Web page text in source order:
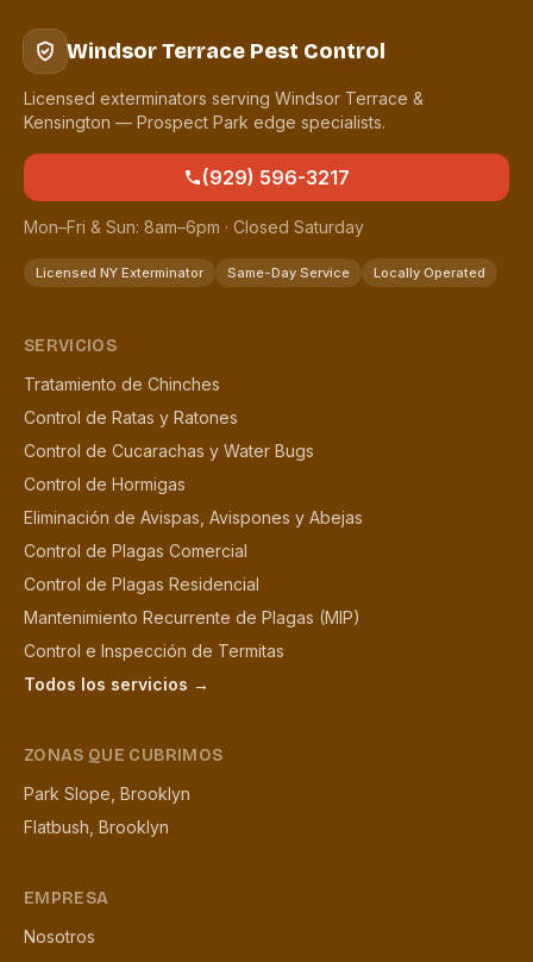
Windsor Terrace Pest Control
Licensed exterminators serving Windsor Terrace &
Kensington — Prospect Park edge specialists.
(929) 596-3217
Mon–Fri & Sun: 8am–6pm · Closed Saturday
Licensed NY Exterminator Same-Day Service Locally Operated
SERVICIOS
Tratamiento de Chinches
Control de Ratas y Ratones
Control de Cucarachas y Water Bugs
Control de Hormigas
Eliminación de Avispas, Avispones y Abejas
Control de Plagas Comercial
Control de Plagas Residencial
Mantenimiento Recurrente de Plagas (MIP)
Control e Inspección de Termitas
Todos los servicios →
ZONAS QUE CUBRIMOS
Park Slope, Brooklyn
Flatbush, Brooklyn
EMPRESA
Nosotros